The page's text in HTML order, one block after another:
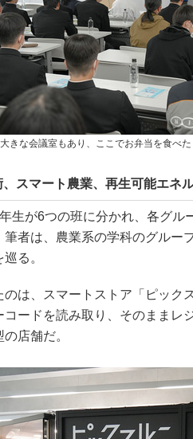
きな会議室もあり、ここでお弁当を食べ
スマート農業、再生可能エネ
生が6つの班に分かれ、各グル
筆者は、農業系の学科のグルー
る。
のは、スマートストア「ピック
コードを読み取り、そのままレ
店舗だ。